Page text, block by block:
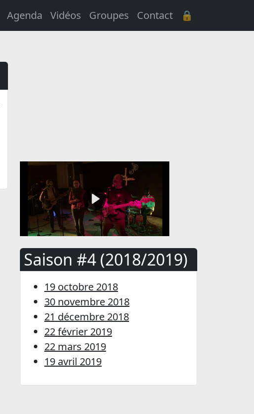
Agenda Vidéos Groupes Contact 🔒
Saison #4 (2018/2019)
19 octobre 2018
30 novembre 2018
21 décembre 2018
22 février 2019
22 mars 2019
19 avril 2019